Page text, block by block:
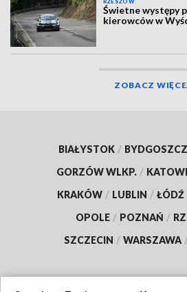
RZESZÓW
Świetne występy
kierowców w
ZOBACZ
BIAŁYSTOK / BYDGOSZCZ
GORZÓW WLKP. /
KRAKÓW / LUBLIN / ŁÓDŹ
OPOLE / POZNAŃ /
SZCZECIN / WARSZAWA